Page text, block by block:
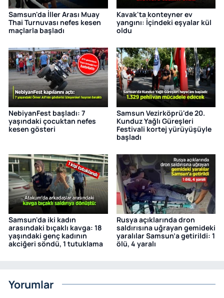
Samsun'da İller Arası Muay
Thai Turnuvası nefes kesen
maçlarla başladı
Kavak'ta konteyner ev
yangını: İçindeki eşyalar kül
oldu
NebiyanFest başladı: 7
yaşındaki çocuktan nefes
kesen gösteri
Samsun Vezirköprü'de 20.
Kunduz Yağlı Güreşleri
Festivali kortej yürüyüşüyle
başladı
Samsun'da iki kadın
arasındaki bıçaklı kavga: 18
yaşındaki genç kadının
akciğeri söndü, 1 tutuklama
Rusya açıklarında dron
saldırısına uğrayan gemideki
yaralılar Samsun’a getirildi: 1
ölü, 4 yaralı
Yorumlar